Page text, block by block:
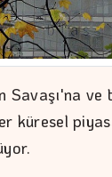
Savaşı'na ve
küresel